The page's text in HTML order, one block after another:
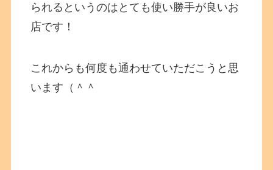
られるというのはとても使い勝手が良いお
店です！
これからも何度も通わせていただこうと思
います（＾＾